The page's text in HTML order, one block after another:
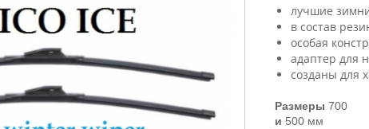
лучшие
в состав
особая
адаптер для
созданы для
Размеры 700
и 500 мм